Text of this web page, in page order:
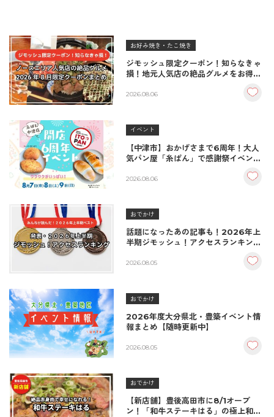
お好み焼き・たこ焼き
ジモッシュ限定クーポン！知らなきゃ
損！地元人気店の絶品グルメをお得に
2026.08.06
イベント
【中津市】おかげさまで6周年！大人
気パン屋「糸ぱん」で感謝祭イベント
♪（8/7〜8/9）
2026.08.06
おでかけ
話題になったあの記事も！2026年上
半期ジモッシュ！アクセスランキング
2026.08.05
おでかけ
2026年度大分県北・豊築イベント情
報まとめ【随時更新中】
2026.08.05
おでかけ
【新店舗】豊後高田市に8/1オープ
ン！「和牛ステーキはる」の極上和牛